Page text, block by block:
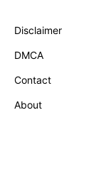
Disclaimer
DMCA
Contact
About